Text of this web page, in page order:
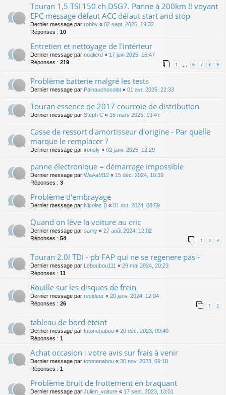
Touran 1,5 TSI 150 ch DSG7. Panne à 200km !! voyant
EPC message défaut ACC défaut start and stop
Dernier message par robby « 02 sept. 2025, 19:32
Réponses : 10
Entretien et nettoyage de l'intérieur
Dernier message par noalierd « 17 juin 2025, 16:47
Réponses : 219 1 6 7 8 9
Problème batterie malgré les tests
Dernier message par Painauchocolat « 01 avr. 2025, 22:33
Touran essence de 2017 courroie de distribution
Dernier message par Steph C « 15 mars 2025, 19:47
Casse de ressort d'amortisseur d'origine - Par quelle
marque le remplacer ?
Dernier message par ironsly « 02 janv. 2025, 12:29
panne électronique = démarrage impossible
Dernier message par WaAaM12 « 15 déc. 2024, 10:39
Réponses : 3
Problème d'embrayage
Dernier message par Nicolas B « 01 oct. 2024, 08:59
Quand on lève la voiture au cric
Dernier message par samy « 27 août 2024, 12:02
Réponses : 54 1 2 3
Touran 2.0l TDI - pb FAP qui ne se regenere pas -
Dernier message par Leboubou111 « 29 mai 2024, 20:23
Réponses : 11
Rouille sur les disques de frein
Dernier message par resideur « 20 janv. 2024, 12:04
Réponses : 26 1 2
tableau de bord éteint
Dernier message par totonenabou « 20 déc. 2023, 09:40
Réponses : 1
Achat occasion : votre avis sur frais à venir
Dernier message par totonenabou « 30 nov. 2023, 09:18
Réponses : 1
Problème bruit de frottement en braquant
Dernier message par Julien_voiture « 17 sept. 2023, 13:01